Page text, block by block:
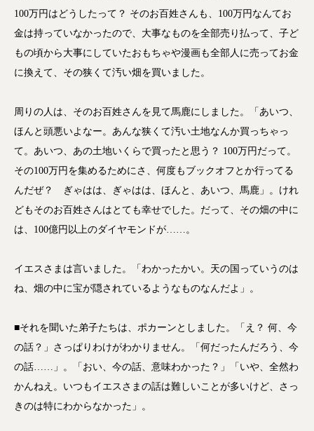
100万円はどうしたって？ そのお百姓さんも、100万円なんてお
金は持っていなかったので、大事なものを全部売り払って、子ど
もの頃から大事にしていたおもちゃや漫画も全部人に売ってお金
に換えて、その狭くて汚い畑を買いました。
周りの人は、そのお百姓さんを見て馬鹿にしました。「あいつ、
ほんと頭悪いよなー。あんな狭くて汚い土地なんか買っちゃっ
て。あいつ、あの土地いくらで買ったと思う？ 100万円だって。
その100万円を集めるためにさ、何度もブックオフとか行ってる
んだぜ？ ぎゃはは、ぎゃはは、ほんと、あいつ、馬鹿」。けれ
どもそのお百姓さんはとても幸せでした。だって、その畑の中に
は、100億円以上のダイヤモンドが……。
イエスさまは言いました。「わかったかい。天の国っていうのは
ね、畑の中に宝が隠されているようなものなんだよ」。
■それを聞いた弟子たちは、ポカーンとしました。「え？ 何、今
の話？」さっぱりわけがわかりません。「何だったんだろう、今
の話……」。「おい、今の話、意味わかった？」「いや、全然わ
かんねえ。いつもイエスさまの話は難しいことが多いけど、さっ
きのは特にわからなかった」。